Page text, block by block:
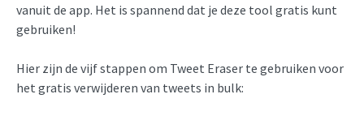
vanuit de app. Het is spannend dat je deze tool gratis kunt
gebruiken!
Hier zijn de vijf stappen om Tweet Eraser te gebruiken voor
het gratis verwijderen van tweets in bulk: